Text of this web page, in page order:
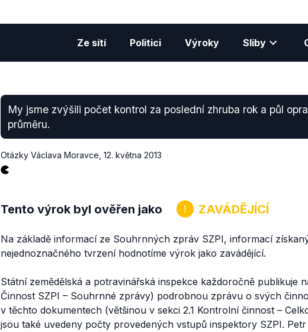
Ze sítí Politici Výroky Sliby
My jsme zvýšili počet kontrol za poslední zhruba rok a půl
průměru.
Otázky Václava Moravce 12. května 2013
Tento výrok byl ověřen jako ZAVÁDĚJÍCÍ
Na základě informací ze Souhrnných zpráv SZPI, informací
nejednoznačného tvrzení hodnotíme výrok jako zavádějící.
Státní zemědělská a potravinářská inspekce každoročně publikuje
Činnost SZPI – Souhrnné zprávy) podrobnou zprávu o svých
v těchto dokumentech (většinou v sekci 2.1 Kontrolní činnost –
jsou také uvedeny počty provedených vstupů inspektory SZPI.